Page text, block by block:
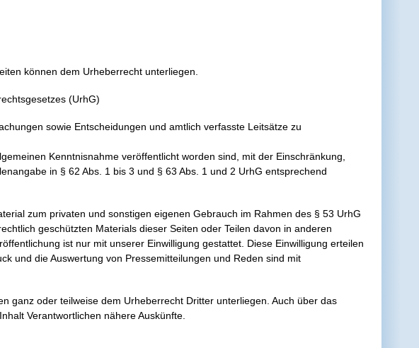
können dem Urheberrecht unterliegen.
(UrhG)
sowie Entscheidungen und amtlich verfasste Leitsätze zu
Kenntnisnahme veröffentlicht worden sind, mit der Einschränkung,
in § 62 Abs. 1 bis 3 und § 63 Abs. 1 und 2 UrhG entsprechend
zum privaten und sonstigen eigenen Gebrauch im Rahmen des § 53 UrhG
geschützten Materials dieser Seiten oder Teilen davon in anderen
ist nur mit unserer Einwilligung gestattet. Diese Einwilligung erteilen
und die Auswertung von Pressemitteilungen und Reden sind mit
ganz oder teilweise dem Urheberrecht Dritter unterliegen. Auch über das
Verantwortlichen nähere Auskünfte.